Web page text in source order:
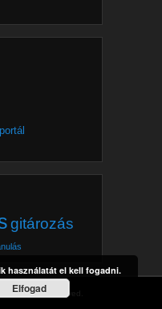
gitározás
All Rights Reserved.
használatát el kell fogadni.
Elfogad